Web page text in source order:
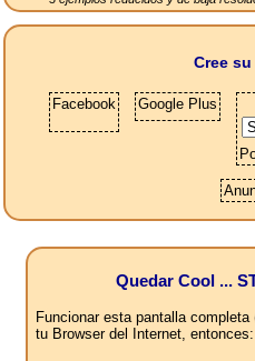
Cree
Facebook Google Plus
Quedar Cool ...
Funcionar esta pantalla
tu Browser del Internet, entonces: